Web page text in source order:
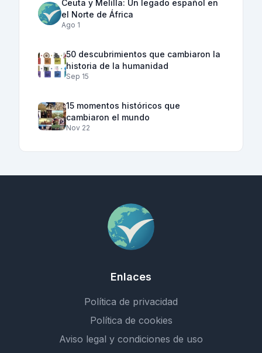
Ceuta y Melilla: Un legado español en
el Norte de África
Ago 1
50 descubrimientos que cambiaron la
historia de la humanidad
Sep 15
15 momentos históricos que
cambiaron el mundo
Nov 22
Enlaces
Política de privacidad
Política de cookies
Aviso legal y condiciones de uso